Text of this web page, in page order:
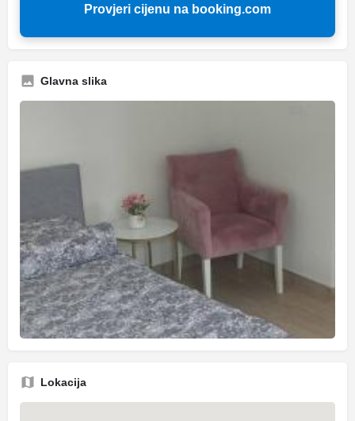
Provjeri cijenu na booking.com
Glavna slika
Lokacija